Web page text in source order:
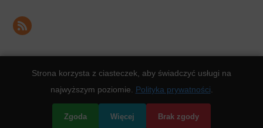
Strona korzysta z ciasteczek, aby świadczyć usługi na
najwyższym poziomie. Polityka prywatności
Zgoda Więcej Brak zgody